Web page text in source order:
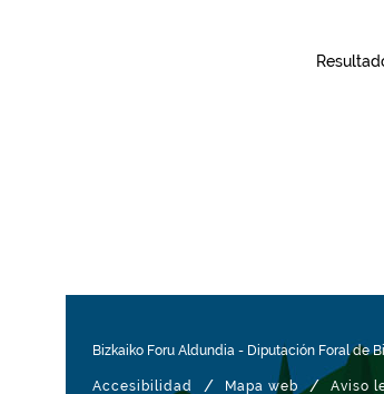
Bizkaiko Foru Aldundia - Diputación Foral de
Accesibilidad / Mapa web / Aviso